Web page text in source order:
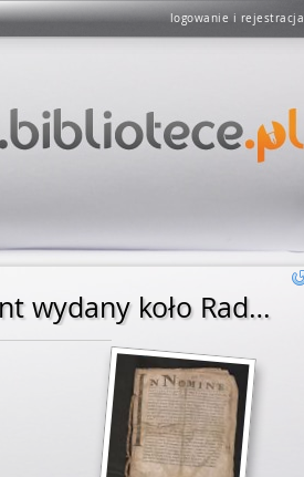
logowanie i rejestracja
Zygmunt August król polski powtarza i zatwierdza dokument wydany koło Radzichowa, 15 I 1560